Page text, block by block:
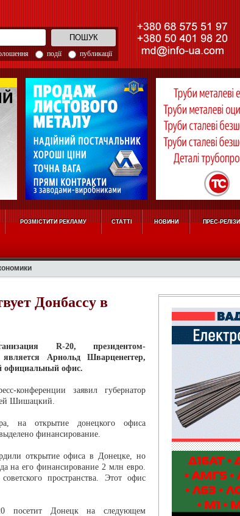
події публикації
РОЗМІСТИТИ РЕКЛАМУ СТАТТІ НОВИНИ ПРЕС-РЕЛІЗИ
Донбассу в
R-20, президентом-
Арнольд Шварценеггер,
официальный офис.
конференции заявил губернатор
Шишацкий.
на открытие донецкого офиса
финансирование.
открытие офиса в Донецке, но
на его финансирование 2 млн евро.
пространства. Этот офис
посетит Донецк на следующем